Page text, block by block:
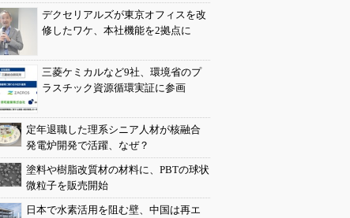
デクセリアルズが東京オフィスを改
修したワケ、本社機能を2拠点に
三菱ケミカルなど9社、環境省のプ
ラスチック資源循環実証に参画
定年退職した理系シニア人材が核融合
発電炉開発で活躍、なぜ？
塗料や樹脂改質材の材料に、PBTの球状
微粒子を販売開始
日本で水素活用を阻む壁、中国は再エ